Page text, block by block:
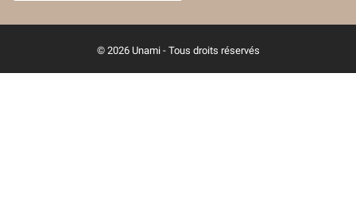
© 2026 Unami - Tous droits réservés